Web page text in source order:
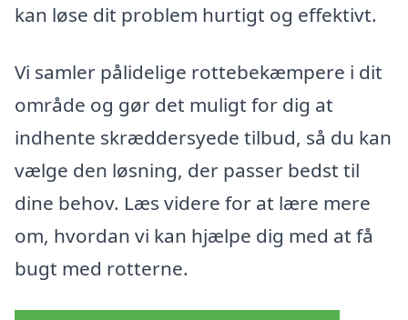
kan løse dit problem hurtigt og effektivt.
Vi samler pålidelige rottebekæmpere i dit
område og gør det muligt for dig at
indhente skræddersyede tilbud, så du kan
vælge den løsning, der passer bedst til
dine behov. Læs videre for at lære mere
om, hvordan vi kan hjælpe dig med at få
bugt med rotterne.